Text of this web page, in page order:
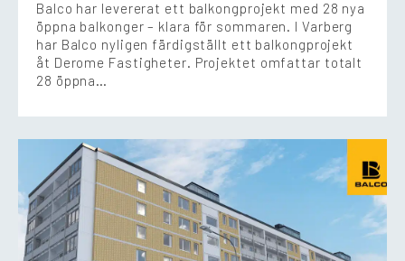
Balco har levererat ett balkongprojekt med 28 nya
öppna balkonger – klara för sommaren. I Varberg
har Balco nyligen färdigställt ett balkongprojekt
åt Derome Fastigheter. Projektet omfattar totalt
28 öppna…